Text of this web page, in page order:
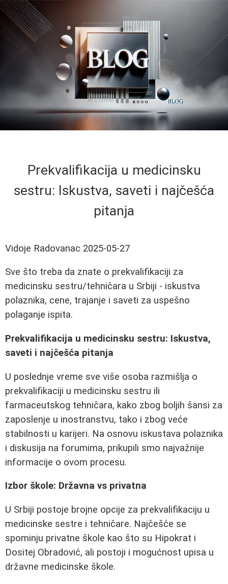
Prekvalifikacija u medicinsku
sestru: Iskustva, saveti i najčešća
pitanja
Vidoje Radovanac 2025-05-27
Sve što treba da znate o prekvalifikaciji za
medicinsku sestru/tehničara u Srbiji - iskustva
polaznika, cene, trajanje i saveti za uspešno
polaganje ispita.
Prekvalifikacija u medicinsku sestru: Iskustva,
saveti i najčešća pitanja
U poslednje vreme sve više osoba razmišlja o
prekvalifikaciji u medicinsku sestru ili
farmaceutskog tehničara, kako zbog boljih šansi za
zaposlenje u inostranstvu, tako i zbog veće
stabilnosti u karijeri. Na osnovu iskustava polaznika
i diskusija na forumima, prikupili smo najvažnije
informacije o ovom procesu.
Izbor škole: Državna vs privatna
U Srbiji postoje brojne opcije za prekvalifikaciju u
medicinske sestre i tehničare. Najčešće se
spominju privatne škole kao što su Hipokrat i
Dositej Obradović, ali postoji i mogućnost upisa u
državne medicinske škole.